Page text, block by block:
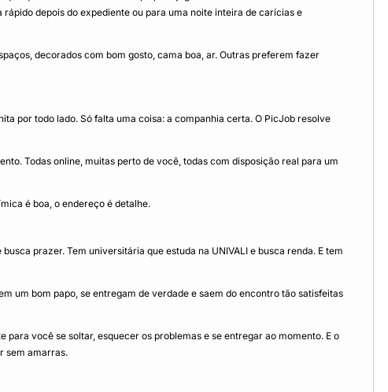
depois do expediente ou para uma noite inteira de carícias e
decorados com bom gosto, cama boa, ar. Outras preferem fazer
por todo lado. Só falta uma coisa: a companhia certa. O PicJob resolve
Todas online, muitas perto de você, todas com disposição real para um
é boa, o endereço é detalhe.
prazer. Tem universitária que estuda na UNIVALI e busca renda. E tem
um bom papo, se entregam de verdade e saem do encontro tão satisfeitas
você se soltar, esquecer os problemas e se entregar ao momento. E o
sem amarras.